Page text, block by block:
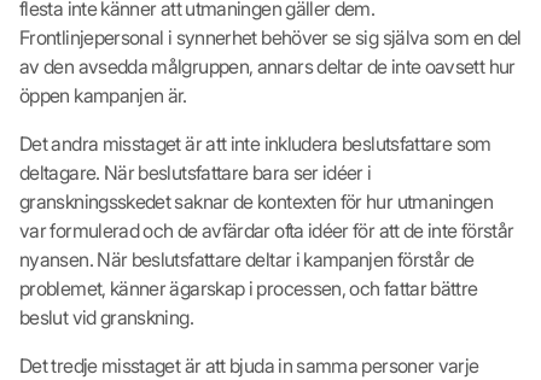
flesta inte känner att utmaningen gäller dem.
Frontlinjepersonal i synnerhet behöver se sig själva som en del
av den avsedda målgruppen, annars deltar de inte oavsett hur
öppen kampanjen är.
Det andra misstaget är att inte inkludera beslutsfattare som
deltagare. När beslutsfattare bara ser idéer i
granskningsskedet saknar de kontexten för hur utmaningen
var formulerad och de avfärdar ofta idéer för att de inte förstår
nyansen. När beslutsfattare deltar i kampanjen förstår de
problemet, känner ägarskap i processen, och fattar bättre
beslut vid granskning.
Det tredje misstaget är att bjuda in samma personer varje